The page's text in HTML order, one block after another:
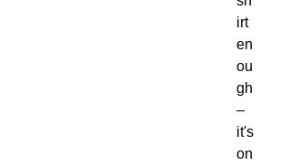
irt
en
ou
gh
–
it's
on